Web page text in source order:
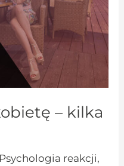
– kilka
Psychologia reakcji,